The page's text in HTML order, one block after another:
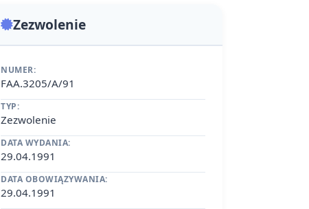
Zezwolenie
NUMER:
FAA.3205/A/91
TYP:
Zezwolenie
DATA WYDANIA:
29.04.1991
DATA OBOWIĄZYWANIA:
29.04.1991